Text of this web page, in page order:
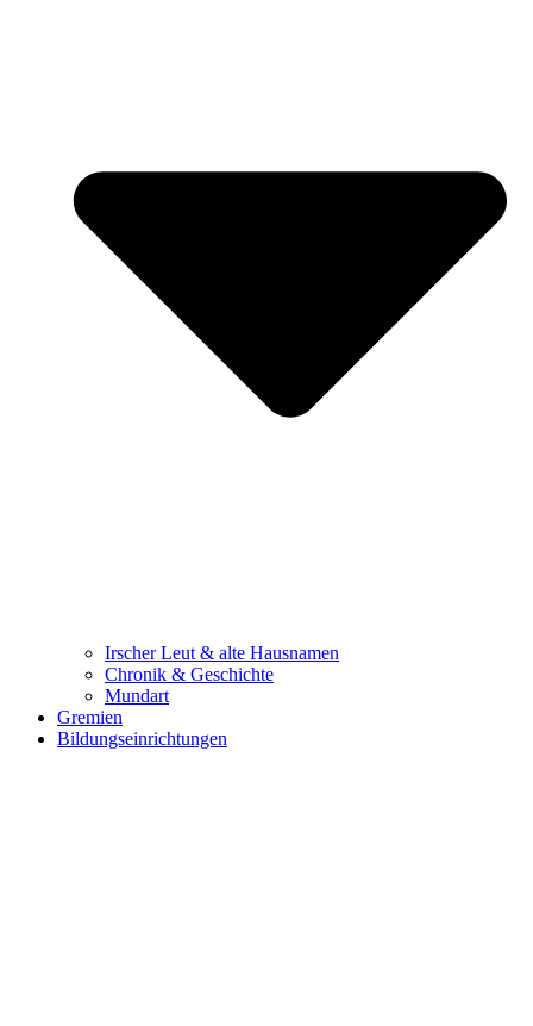
Irscher Leut & alte Hausnamen
Chronik & Geschichte
Mundart
Gremien
Bildungseinrichtungen